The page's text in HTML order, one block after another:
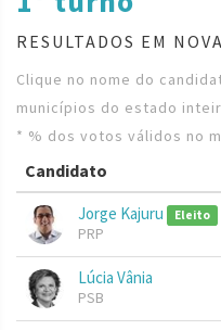
RESULTADOS EM
Clique no nome do
municípios do estado
* % dos votos válidos no
Candidato
Jorge Kajuru Eleito
PRP
Lúcia Vânia
PSB